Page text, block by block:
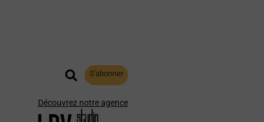
S'abonner
Découvrez notre agence